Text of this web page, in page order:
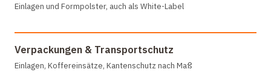
Einlagen und Formpolster, auch als White-Label
Verpackungen & Transportschutz
Einlagen, Koffereinsätze, Kantenschutz nach Maß